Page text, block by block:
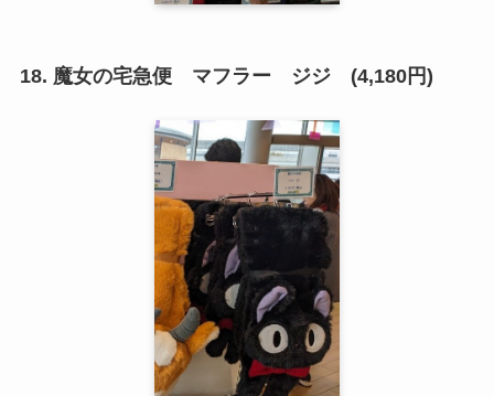
18. 魔女の宅急便 マフラー ジジ (4,180円)